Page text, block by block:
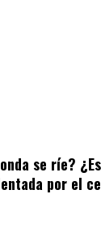
se ríe?
por el